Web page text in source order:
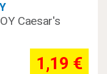
Caesar's
1,19 €